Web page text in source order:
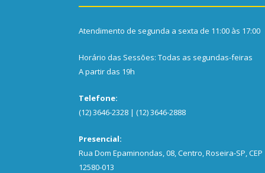
Atendimento de segunda a sexta de 11:00 às 17:00
Horário das Sessões: Todas as segundas-feiras
A partir das 19h
Telefone:
(12) 3646-2328 | (12) 3646-2888
Presencial:
Rua Dom Epaminondas, 08, Centro, Roseira-SP, CEP
12580-013